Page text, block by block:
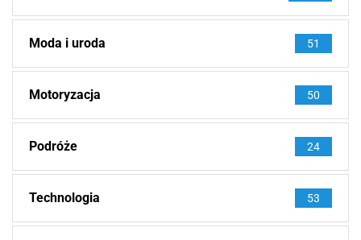
Moda i uroda 51
Motoryzacja 50
Podróże 24
Technologia 53